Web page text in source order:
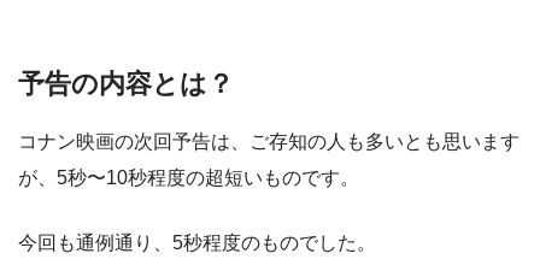
予告の内容とは？
コナン映画の次回予告は、ご存知の人も多いとも思います
が、5秒〜10秒程度の超短いものです。
今回も通例通り、5秒程度のものでした。